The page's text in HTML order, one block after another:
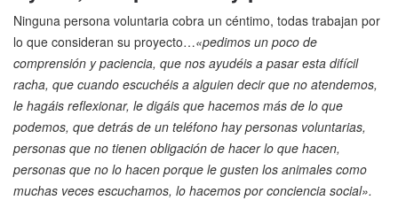
Ninguna persona voluntaria cobra un céntimo, todas trabajan por
lo que consideran su proyecto…«pedimos un poco de
comprensión y paciencia, que nos ayudéis a pasar esta difícil
racha, que cuando escuchéis a alguien decir que no atendemos,
le hagáis reflexionar, le digáis que hacemos más de lo que
podemos, que detrás de un teléfono hay personas voluntarias,
personas que no tienen obligación de hacer lo que hacen,
personas que no lo hacen porque le gusten los animales como
muchas veces escuchamos, lo hacemos por conciencia social».